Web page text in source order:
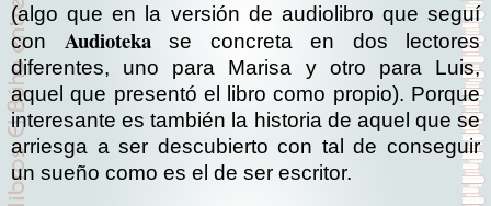
(algo que en la versión de audiolibro que seguí
con Audiotekase concreta en dos lectores
diferentes, uno para Marisa y otro para Luis,
aquel que presentó el libro como propio). Porque
interesante es también la historia de aquel que se
arriesga a ser descubierto con tal de conseguir
un sueño como es el de ser escritor.